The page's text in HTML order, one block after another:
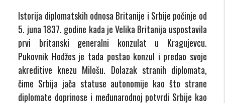
Istorija diplomatskih odnosa Britanije i Srbije počinje od
5. juna 1837. godine kada je Velika Britanija uspostavila
prvi britanski generalni konzulat u Kragujevcu.
Pukovnik Hodžes je tada postao konzul i predao svoje
akreditive knezu Milošu. Dolazak stranih diplomata,
čime Srbija jača statuse autonomije kao što strane
diplomate doprinose i međunarodnoj potvrdi Srbije kao